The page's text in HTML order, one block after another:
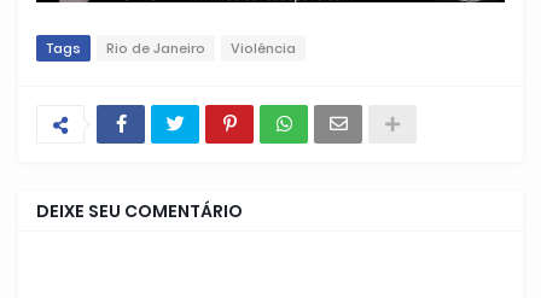
Tags Rio de Janeiro Violência
DEIXE SEU COMENTÁRIO